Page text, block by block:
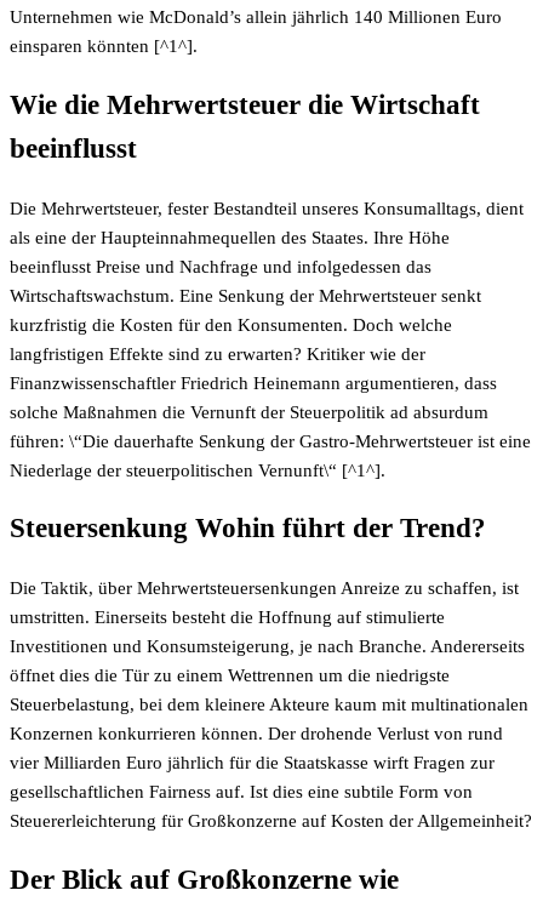
Unternehmen wie McDonald’s allein jährlich 140 Millionen Euro
einsparen könnten [^1^].
Wie die Mehrwertsteuer die Wirtschaft
beeinflusst
Die Mehrwertsteuer, fester Bestandteil unseres Konsumalltags, dient
als eine der Haupteinnahmequellen des Staates. Ihre Höhe
beeinflusst Preise und Nachfrage und infolgedessen das
Wirtschaftswachstum. Eine Senkung der Mehrwertsteuer senkt
kurzfristig die Kosten für den Konsumenten. Doch welche
langfristigen Effekte sind zu erwarten? Kritiker wie der
Finanzwissenschaftler Friedrich Heinemann argumentieren, dass
solche Maßnahmen die Vernunft der Steuerpolitik ad absurdum
führen: \“Die dauerhafte Senkung der Gastro-Mehrwertsteuer ist eine
Niederlage der steuerpolitischen Vernunft\“ [^1^].
Steuersenkung Wohin führt der Trend?
Die Taktik, über Mehrwertsteuersenkungen Anreize zu schaffen, ist
umstritten. Einerseits besteht die Hoffnung auf stimulierte
Investitionen und Konsumsteigerung, je nach Branche. Andererseits
öffnet dies die Tür zu einem Wettrennen um die niedrigste
Steuerbelastung, bei dem kleinere Akteure kaum mit multinationalen
Konzernen konkurrieren können. Der drohende Verlust von rund
vier Milliarden Euro jährlich für die Staatskasse wirft Fragen zur
gesellschaftlichen Fairness auf. Ist dies eine subtile Form von
Steuererleichterung für Großkonzerne auf Kosten der Allgemeinheit?
Der Blick auf Großkonzerne wie